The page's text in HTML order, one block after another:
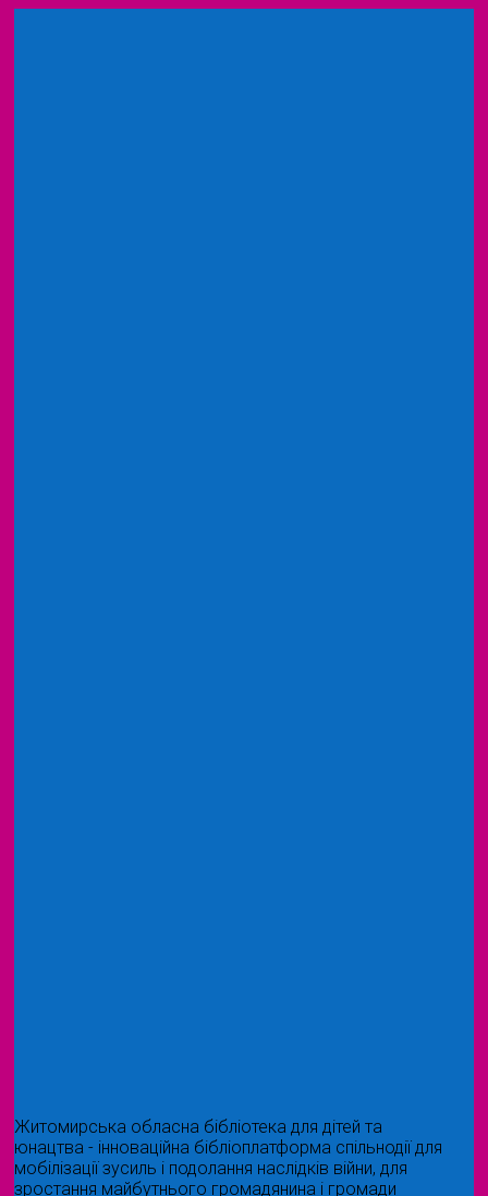
Житомирська обласна бібліотека для дітей та
юнацтва - інноваційна бібліоплатформа спільнодії для
мобілізації зусиль і подолання наслідків війни, для
зростання майбутнього громадянина і громади